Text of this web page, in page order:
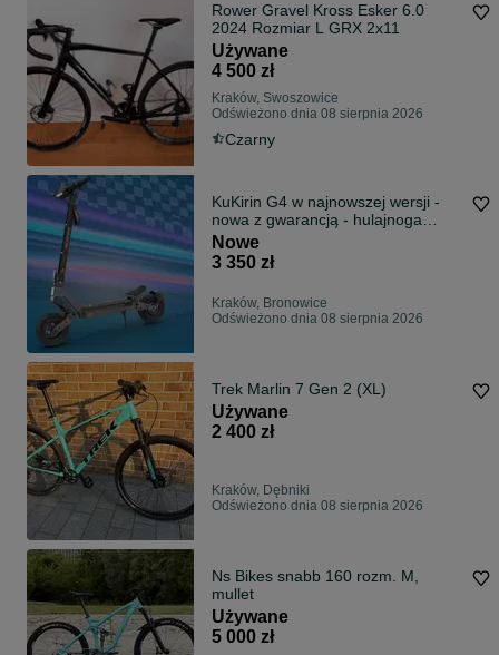
Rower Gravel Kross Esker 6.0
2024 Rozmiar L GRX 2x11
Używane
4 500 zł
Kraków, Swoszowice
Odświeżono dnia 08 sierpnia 2026
Czarny
KuKirin G4 w najnowszej wersji -
nowa z gwarancją - hulajnoga
elektryczna - odbiór osobisty
Nowe
3 350 zł
Kraków, Bronowice
Odświeżono dnia 08 sierpnia 2026
Trek Marlin 7 Gen 2 (XL)
Używane
2 400 zł
Kraków, Dębniki
Odświeżono dnia 08 sierpnia 2026
Ns Bikes snabb 160 rozm. M,
mullet
Używane
5 000 zł